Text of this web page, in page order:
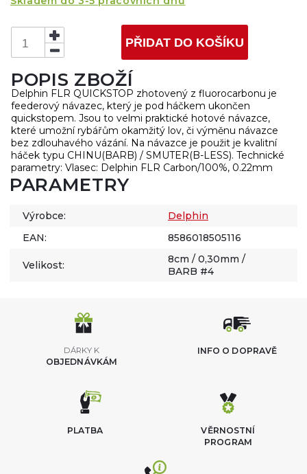
PŘIDAT DO KOŠÍKU
POPIS ZBOŽÍ
Delphin FLR QUICKSTOP zhotovený z fluorocarbonu je
feederový návazec, který je pod háčkem ukončen
quickstopem. Jsou to velmi praktické hotové návazce,
které umožní rybářům okamžitý lov, či výměnu návazce
bez zdlouhavého vázání. Na návazce je použit je kvalitní
háček typu CHINU(BARB) / SMUTER(B-LESS). Technické
parametry: Vlasec: Delphin FLR Carbon/100%, 0.22mm
PARAMETRY
Výrobce:
Delphin
EAN:
8586018505116
Velikost:
8cm / 0,30mm /
BARB #4
DÁRKY K
OBJEDNÁVKÁM
INFO O DOPRAVĚ
VĚRNOSTNÍ
PROGRAM
PLATBA